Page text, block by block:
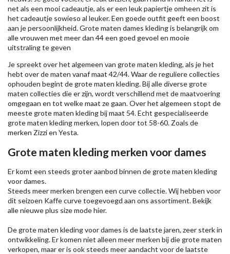
net als een mooi cadeautje, als er een leuk papiertje omheen zit is
het cadeautje sowieso al leuker. Een goede outfit geeft een boost
aan je persoonlijkheid. Grote maten dames kleding is belangrijk om
alle vrouwen met meer dan 44 een goed gevoel en mooie
uitstraling te geven
Je spreekt over het algemeen van grote maten kleding, als je het
hebt over de maten vanaf maat 42/44. Waar de reguliere collecties
ophouden begint de grote maten kleding. Bij alle diverse grote
maten collecties die er zijn, wordt verschillend met de maatvoering
omgegaan en tot welke maat ze gaan. Over het algemeen stopt de
meeste grote maten kleding bij maat 54. Echt gespecialiseerde
grote maten kleding merken, lopen door tot 58-60. Zoals de
merken Zizzien Yesta.
Grote maten kleding merken voor dames
Er komt een steeds groter aanbod binnen de grote maten kleding
voor dames.
Steeds meer merken brengen een curve collectie. Wij hebben voor
dit seizoen Kaffecurve toegevoegd aan ons assortiment. Bekijk
alle nieuweplus size modehier.
De grote maten kleding voor dames is de laatste jaren, zeer sterk in
ontwikkeling. Er komen niet alleen meer merken bij die grote maten
verkopen, maar er is ook steeds meer aandacht voor de laatste